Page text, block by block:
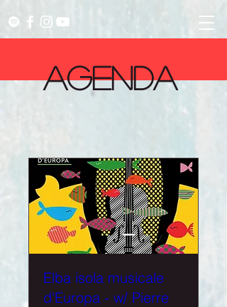
AGENDA
Elba isola musicale
d'Europa - w/ Pierre